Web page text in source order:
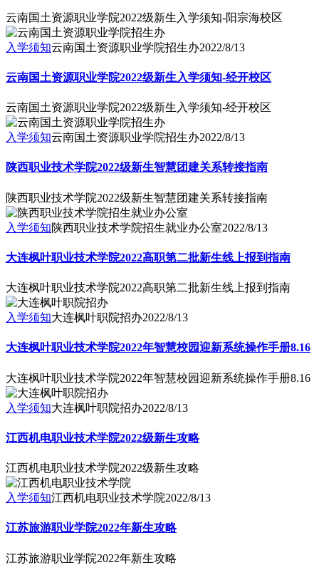
云南国土资源职业学院2022级新生入学须知-阳宗海校区
入学须知云南国土资源职业学院招生办2022/8/13
云南国土资源职业学院2022级新生入学须知-经开校区
云南国土资源职业学院2022级新生入学须知-经开校区
入学须知云南国土资源职业学院招生办2022/8/13
陕西职业技术学院2022级新生智慧团建关系转接指南
陕西职业技术学院2022级新生智慧团建关系转接指南
入学须知陕西职业技术学院招生就业办公室2022/8/13
大连枫叶职业技术学院2022高职第二批新生线上报到指南
大连枫叶职业技术学院2022高职第二批新生线上报到指南
入学须知大连枫叶职院招办2022/8/13
大连枫叶职业技术学院2022年智慧校园迎新系统操作手册8.16
大连枫叶职业技术学院2022年智慧校园迎新系统操作手册8.16
入学须知大连枫叶职院招办2022/8/13
江西机电职业技术学院2022级新生攻略
江西机电职业技术学院2022级新生攻略
入学须知江西机电职业技术学院2022/8/13
江苏旅游职业学院2022年新生攻略
江苏旅游职业学院2022年新生攻略